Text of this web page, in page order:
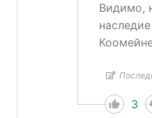
Видимо,
3